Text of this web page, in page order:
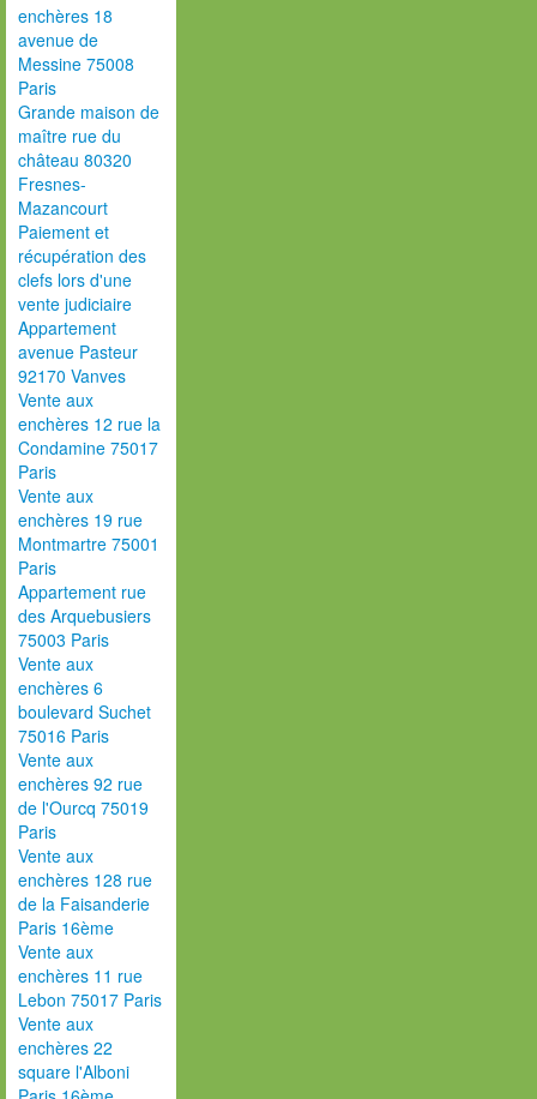
enchères 18
avenue de
Messine 75008
Paris
Grande maison de
maître rue du
château 80320
Fresnes-
Mazancourt
Paiement et
récupération des
clefs lors d'une
vente judiciaire
Appartement
avenue Pasteur
92170 Vanves
Vente aux
enchères 12 rue la
Condamine 75017
Paris
Vente aux
enchères 19 rue
Montmartre 75001
Paris
Appartement rue
des Arquebusiers
75003 Paris
Vente aux
enchères 6
boulevard Suchet
75016 Paris
Vente aux
enchères 92 rue
de l'Ourcq 75019
Paris
Vente aux
enchères 128 rue
de la Faisanderie
Paris 16ème
Vente aux
enchères 11 rue
Lebon 75017 Paris
Vente aux
enchères 22
square l'Alboni